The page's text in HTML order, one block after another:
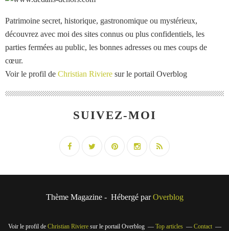
Patrimoine secret, historique, gastronomique ou mystérieux,
découvrez avec moi des sites connus ou plus confidentiels, les
parties fermées au public, les bonnes adresses ou mes coups de
cœur.
Voir le profil de Christian Riviere sur le portail Overblog
SUIVEZ-MOI
Thème Magazine - Hébergé parOverblog
Voir le profil de Christian Rivieresur le portail Overblog Top articles Contact